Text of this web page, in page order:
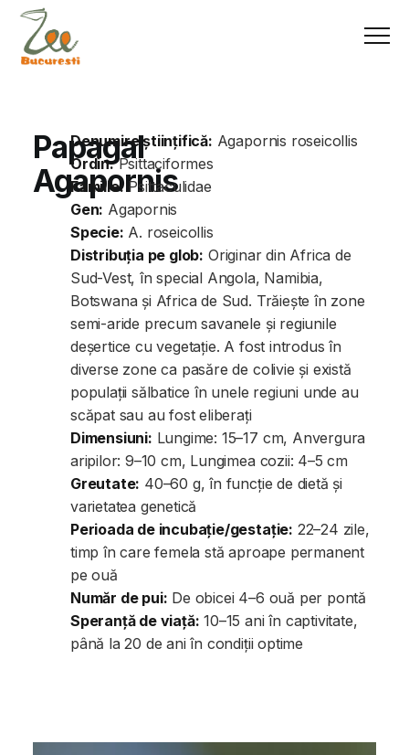
Papagal
Agapornis
Denumire științifică: Agapornis roseicollis
Ordin:Psittaciformes
Familie:Psittaculidae
Gen: Agapornis
Specie: A. roseicollis
Distribuția pe glob: Originar din Africa de
Sud-Vest, în special Angola, Namibia,
Botswana și Africa de Sud. Trăiește în zone
semi-aride precum savanele și regiunile
deșertice cu vegetație. A fost introdus în
diverse zone ca pasăre de colivie și există
populații sălbatice în unele regiuni unde au
scăpat sau au fost eliberați
Dimensiuni: Lungime: 15–17 cm, Anvergura
aripilor: 9–10 cm, Lungimea cozii: 4–5 cm
Greutate: 40–60 g, în funcție de dietă și
varietatea genetică
Perioada de incubație/gestație: 22–24 zile,
timp în care femela stă aproape permanent
pe ouă
Număr de pui: De obicei 4–6 ouă per pontă
Speranță de viață: 10–15 ani în captivitate,
până la 20 de ani în condiții optime